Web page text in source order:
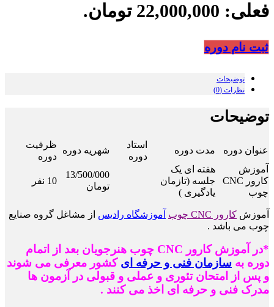
فعلی: 22,000,000 تومان.
ثبت نام دوره
توضیحات
نظرات (0)
توضیحات
عنوان دوره مدت دوره
استاد
دوره
شهریه دوره
ظرفیت
دوره
آموزش
کارور CNC
چوب
هفته ای یک
جلسه (تازمان
یادگیری )
13/500/000
تومان
10 نفر
آموزش کارور CNC چوب آموزشگاه رادیس از مشاغل گروه صنایع
چوب می باشد .
*در آموزش کارور CNC چوب هنرجویان بعد از اتمام
دوره به سازمان فنی و حرفه ای کشور معرفی می شوند
و پس از امتحان تئوری و عملی و قبولی در آزمون ها
مدرک فنی و حرفه ای اخذ می کنند .